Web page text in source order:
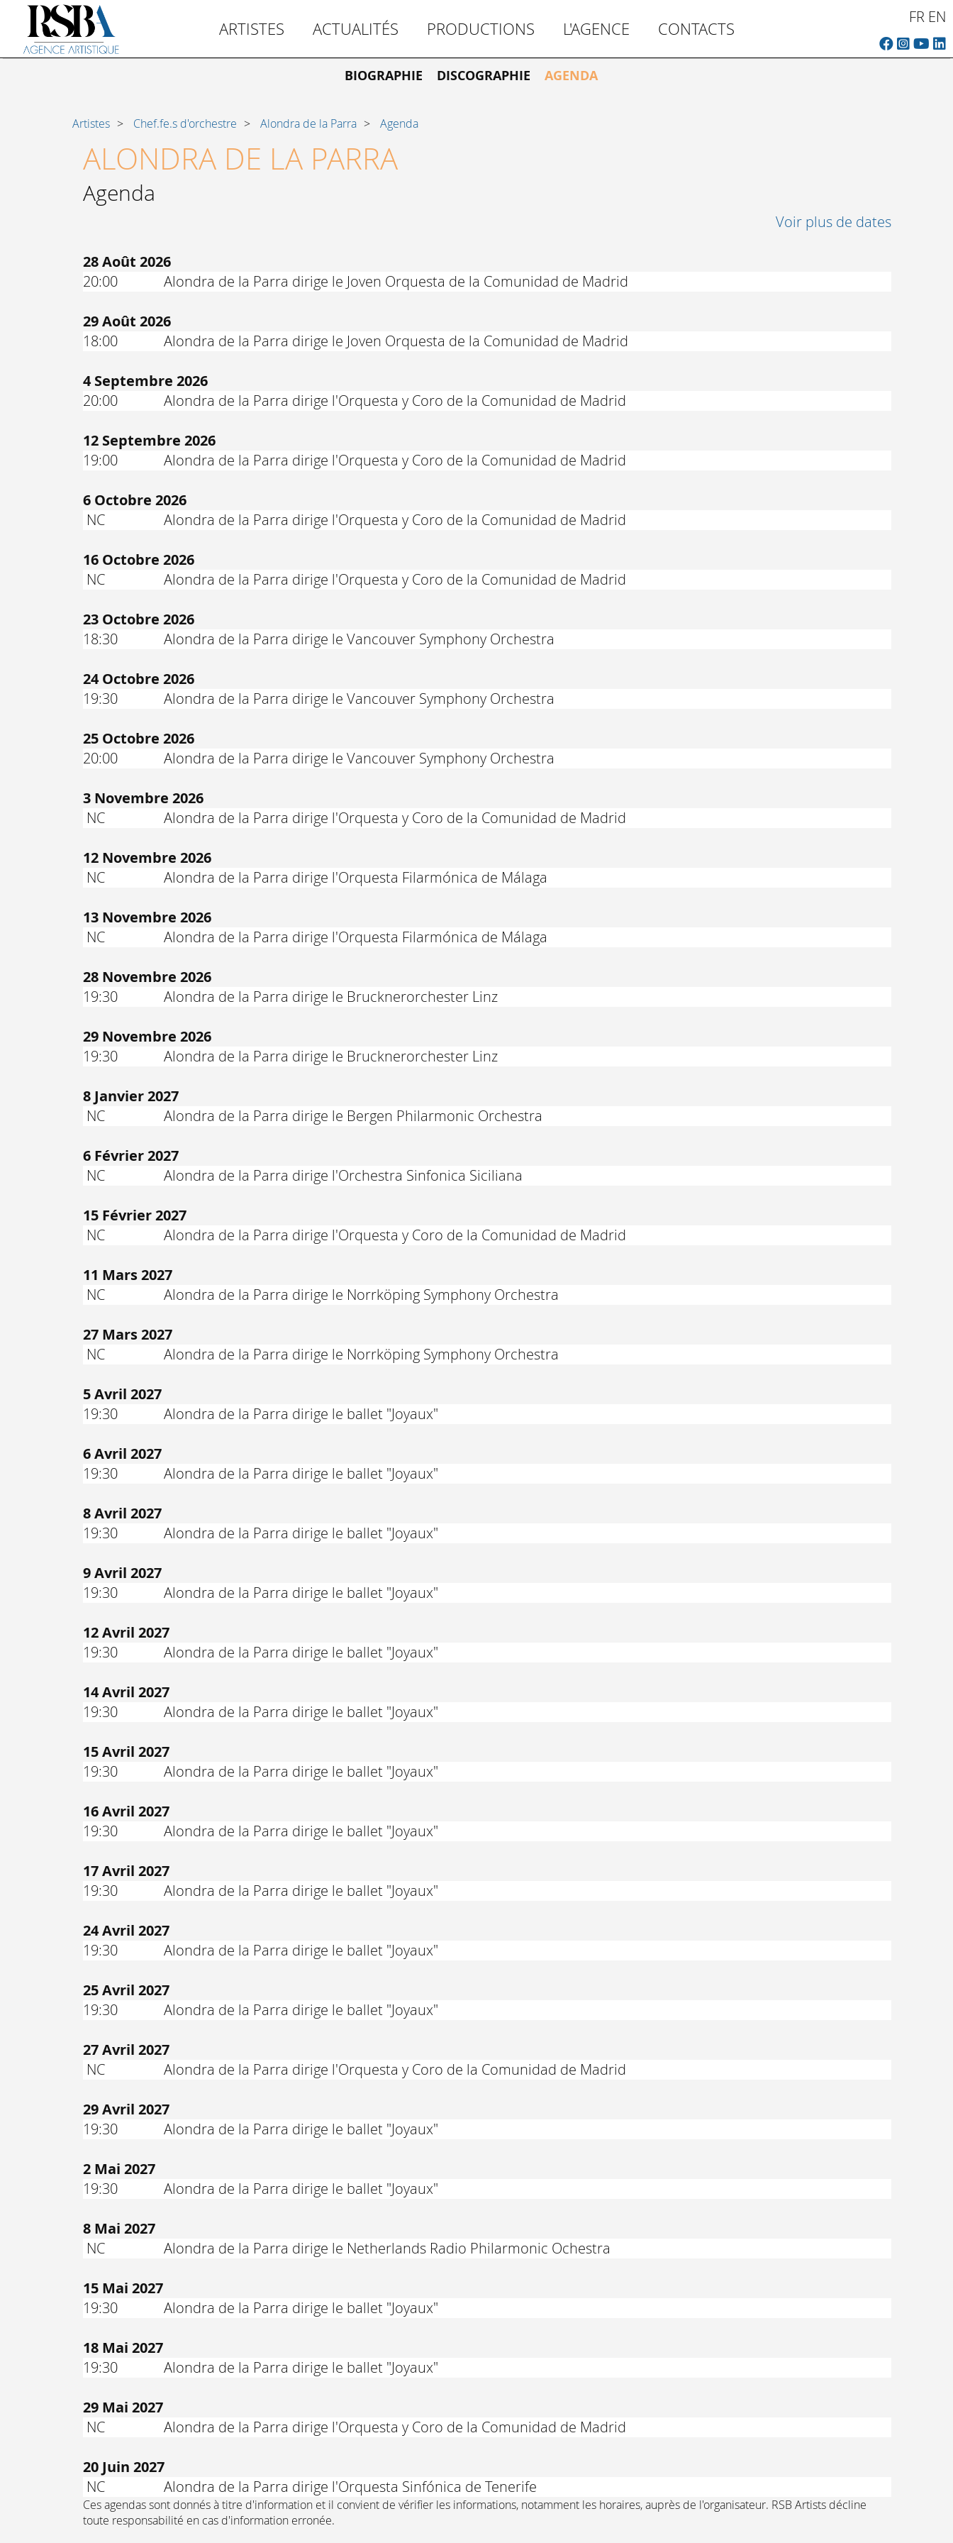
ARTISTES ACTUALITÉS PRODUCTIONS L'AGENCE CONTACTS
FR EN
BIOGRAPHIE DISCOGRAPHIE AGENDA
Artistes Chef.fe.s d'orchestre Alondra de la Parra Agenda
ALONDRA DE LA PARRA
Agenda
Voir plus de dates
28 Août 2026
20:00
Alondra de la Parra dirige le Joven Orquesta de la Comunidad de Madrid
29 Août 2026
18:00
Alondra de la Parra dirige le Joven Orquesta de la Comunidad de Madrid
4 Septembre 2026
20:00
Alondra de la Parra dirige l'Orquesta y Coro de la Comunidad de Madrid
12 Septembre 2026
19:00
Alondra de la Parra dirige l'Orquesta y Coro de la Comunidad de Madrid
6 Octobre 2026
NC
Alondra de la Parra dirige l'Orquesta y Coro de la Comunidad de Madrid
16 Octobre 2026
NC
Alondra de la Parra dirige l'Orquesta y Coro de la Comunidad de Madrid
23 Octobre 2026
18:30
Alondra de la Parra dirige le Vancouver Symphony Orchestra
24 Octobre 2026
19:30
Alondra de la Parra dirige le Vancouver Symphony Orchestra
25 Octobre 2026
20:00
Alondra de la Parra dirige le Vancouver Symphony Orchestra
3 Novembre 2026
NC
Alondra de la Parra dirige l'Orquesta y Coro de la Comunidad de Madrid
12 Novembre 2026
NC
Alondra de la Parra dirige l'Orquesta Filarmónica de Málaga
13 Novembre 2026
NC
Alondra de la Parra dirige l'Orquesta Filarmónica de Málaga
28 Novembre 2026
19:30
Alondra de la Parra dirige le Brucknerorchester Linz
29 Novembre 2026
19:30
Alondra de la Parra dirige le Brucknerorchester Linz
8 Janvier 2027
NC
Alondra de la Parra dirige le Bergen Philarmonic Orchestra
6 Février 2027
NC
Alondra de la Parra dirige l'Orchestra Sinfonica Siciliana
15 Février 2027
NC
Alondra de la Parra dirige l'Orquesta y Coro de la Comunidad de Madrid
11 Mars 2027
NC
Alondra de la Parra dirige le Norrköping Symphony Orchestra
27 Mars 2027
NC
Alondra de la Parra dirige le Norrköping Symphony Orchestra
5 Avril 2027
19:30
Alondra de la Parra dirige le ballet "Joyaux"
6 Avril 2027
19:30
Alondra de la Parra dirige le ballet "Joyaux"
8 Avril 2027
19:30
Alondra de la Parra dirige le ballet "Joyaux"
9 Avril 2027
19:30
Alondra de la Parra dirige le ballet "Joyaux"
12 Avril 2027
19:30
Alondra de la Parra dirige le ballet "Joyaux"
14 Avril 2027
19:30
Alondra de la Parra dirige le ballet "Joyaux"
15 Avril 2027
19:30
Alondra de la Parra dirige le ballet "Joyaux"
16 Avril 2027
19:30
Alondra de la Parra dirige le ballet "Joyaux"
17 Avril 2027
19:30
Alondra de la Parra dirige le ballet "Joyaux"
24 Avril 2027
19:30
Alondra de la Parra dirige le ballet "Joyaux"
25 Avril 2027
19:30
Alondra de la Parra dirige le ballet "Joyaux"
27 Avril 2027
NC
Alondra de la Parra dirige l'Orquesta y Coro de la Comunidad de Madrid
29 Avril 2027
19:30
Alondra de la Parra dirige le ballet "Joyaux"
2 Mai 2027
19:30
Alondra de la Parra dirige le ballet "Joyaux"
8 Mai 2027
NC
Alondra de la Parra dirige le Netherlands Radio Philarmonic Ochestra
15 Mai 2027
19:30
Alondra de la Parra dirige le ballet "Joyaux"
18 Mai 2027
19:30
Alondra de la Parra dirige le ballet "Joyaux"
29 Mai 2027
NC
Alondra de la Parra dirige l'Orquesta y Coro de la Comunidad de Madrid
20 Juin 2027
NC
Alondra de la Parra dirige l'Orquesta Sinfónica de Tenerife
Ces agendas sont donnés à titre d'information et il convient de vérifier les informations, notamment les horaires, auprès de l'organisateur. RSB Artists décline
toute responsabilité en cas d'information erronée.